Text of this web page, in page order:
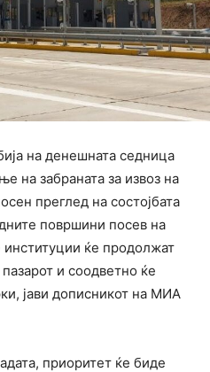
на денешната седница
на забраната за извоз на
преглед на состојбата
површини посев на
ќе продолжат
пазарот и соодветно ќе
јави дописникот на МИА
приоритет ќе биде